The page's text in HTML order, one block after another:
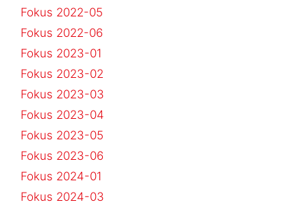
Fokus 2022-05
Fokus 2022-06
Fokus 2023-01
Fokus 2023-02
Fokus 2023-03
Fokus 2023-04
Fokus 2023-05
Fokus 2023-06
Fokus 2024-01
Fokus 2024-03